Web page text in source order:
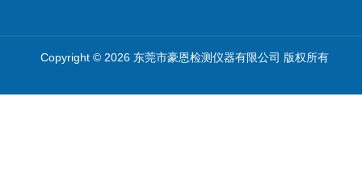
Copyright © 2026 东莞市豪恩检测仪器有限公司 版权所有